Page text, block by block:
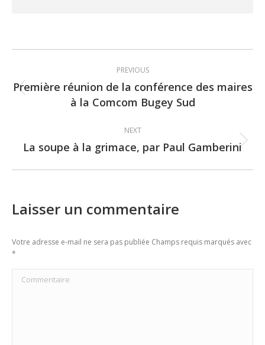
navigation
PREVIOUS
Previous
post:
Première réunion de la conférence des maires
à la Comcom Bugey Sud
NEXT
Next
La soupe à la grimace, par Paul Gamberini
Laisser un commentaire
Votre adresse e-mail ne sera pas publiée Champs requis marqués avec
*
Commentaire